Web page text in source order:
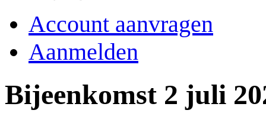
Account aanvragen
Aanmelden
Bijeenkomst 2 juli